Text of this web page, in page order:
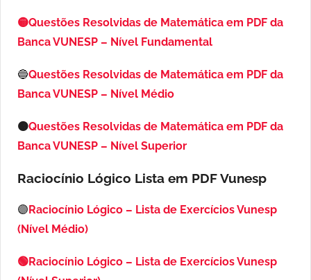
🟡Questões Resolvidas de Matemática em PDF da
Banca VUNESP – Nível Fundamental
🔵Questões Resolvidas de Matemática em PDF da
Banca VUNESP – Nível Médio
🟠Questões Resolvidas de Matemática em PDF da
Banca VUNESP – Nível Superior
Raciocínio Lógico Lista em PDFVunesp
🟣 Raciocínio Lógico – Lista de Exercícios Vunesp
(Nível Médio)
🟢Raciocínio Lógico – Lista de Exercícios Vunesp